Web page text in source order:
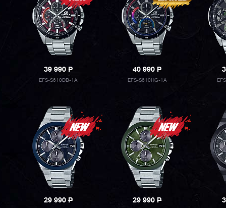
39 990P
EFS-S610DB-1A
40 990P
EFS-S610HG-1A
29 990P 29 990P